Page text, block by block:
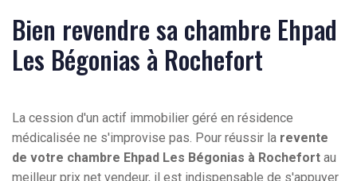
Bien revendre sa chambre Ehpad
Les Bégonias à Rochefort
La cession d'un actif immobilier géré en résidence
médicalisée ne s'improvise pas. Pour réussir la revente
de votre chambre Ehpad Les Bégonias à Rochefort au
meilleur prix net vendeur, il est indispensable de s'appuyer